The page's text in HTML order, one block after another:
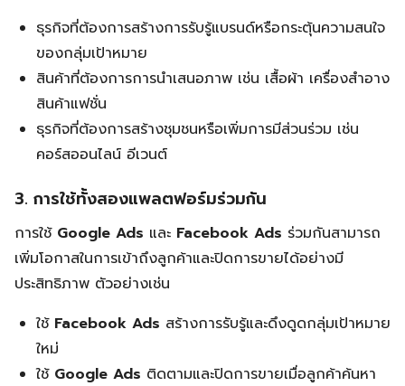
ธุรกิจที่ต้องการสร้างการรับรู้แบรนด์หรือกระตุ้นความสนใจ
ของกลุ่มเป้าหมาย
สินค้าที่ต้องการการนำเสนอภาพ เช่น เสื้อผ้า เครื่องสำอาง
สินค้าแฟชั่น
ธุรกิจที่ต้องการสร้างชุมชนหรือเพิ่มการมีส่วนร่วม เช่น
คอร์สออนไลน์ อีเวนต์
3. การใช้ทั้งสองแพลตฟอร์มร่วมกัน
การใช้ Google Ads และ Facebook Ads ร่วมกันสามารถ
เพิ่มโอกาสในการเข้าถึงลูกค้าและปิดการขายได้อย่างมี
ประสิทธิภาพ ตัวอย่างเช่น
ใช้ Facebook Ads สร้างการรับรู้และดึงดูดกลุ่มเป้าหมาย
ใหม่
ใช้ Google Ads ติดตามและปิดการขายเมื่อลูกค้าค้นหา